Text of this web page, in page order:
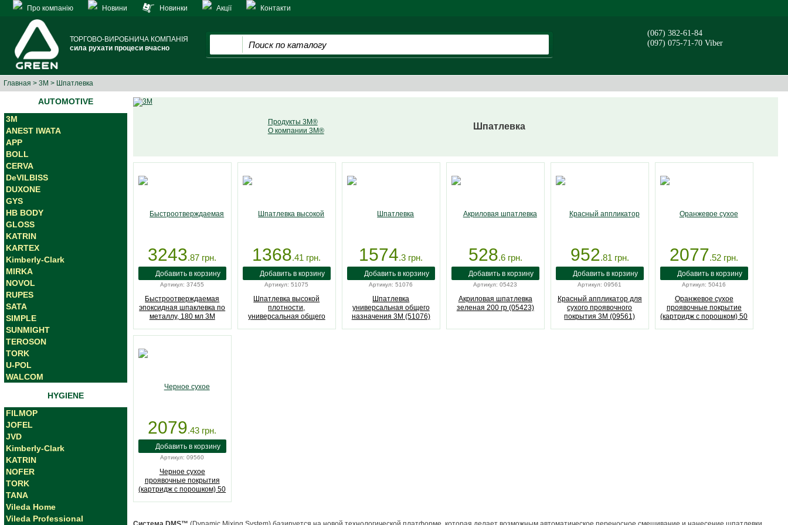
Про компанію Новини Новинки Акції Контакти
ТОРГОВО-ВИРОБНИЧА КОМПАНІЯ
сила рухати процеси вчасно
(067) 382-61-84
(097) 075-71-70 Viber
Главная > 3M > Шпатлевка
AUTOMOTIVE
3M
ANEST IWATA
APP
BOLL
CERVA
DeVILBISS
DUXONE
GYS
HB BODY
GLOSS
KATRIN
KARTEX
Kimberly-Clark
MIRKA
NOVOL
RUPES
SATA
SIMPLE
SUNMIGHT
TEROSON
TORK
U-POL
WALCOM
HYGIENE
FILMOP
JOFEL
JVD
Kimberly-Clark
KATRIN
NOFER
TORK
TANA
Vileda Home
Vileda Professional
Продукты 3M®
О компании 3M®
Шпатлевка
3243.87 грн.
Артикул: 37455
Быстроотверждаемая
эпоксидная шпаклевка по
металлу, 180 мл 3M
1368.41 грн.
Артикул: 51075
Шпатлевка высокой
плотности,
универсальная общего
1574.3 грн.
Артикул: 51076
Шпатлевка
универсальная общего
назначения 3M (51076)
528.6грн.
Артикул: 05423
Акриловая шпатлевка
зеленая 200 гр (05423)
952.81 грн.
Артикул: 09561
Красный аппликатор для
сухого проявочного
покрытия 3M (09561)
2077.52 грн.
Артикул: 50416
Оранжевое сухое
проявочные покрытие
(картридж с порошком) 50
2079.43 грн.
Артикул: 09560
Черное сухое
проявочные покрытия
(картридж с порошком) 50